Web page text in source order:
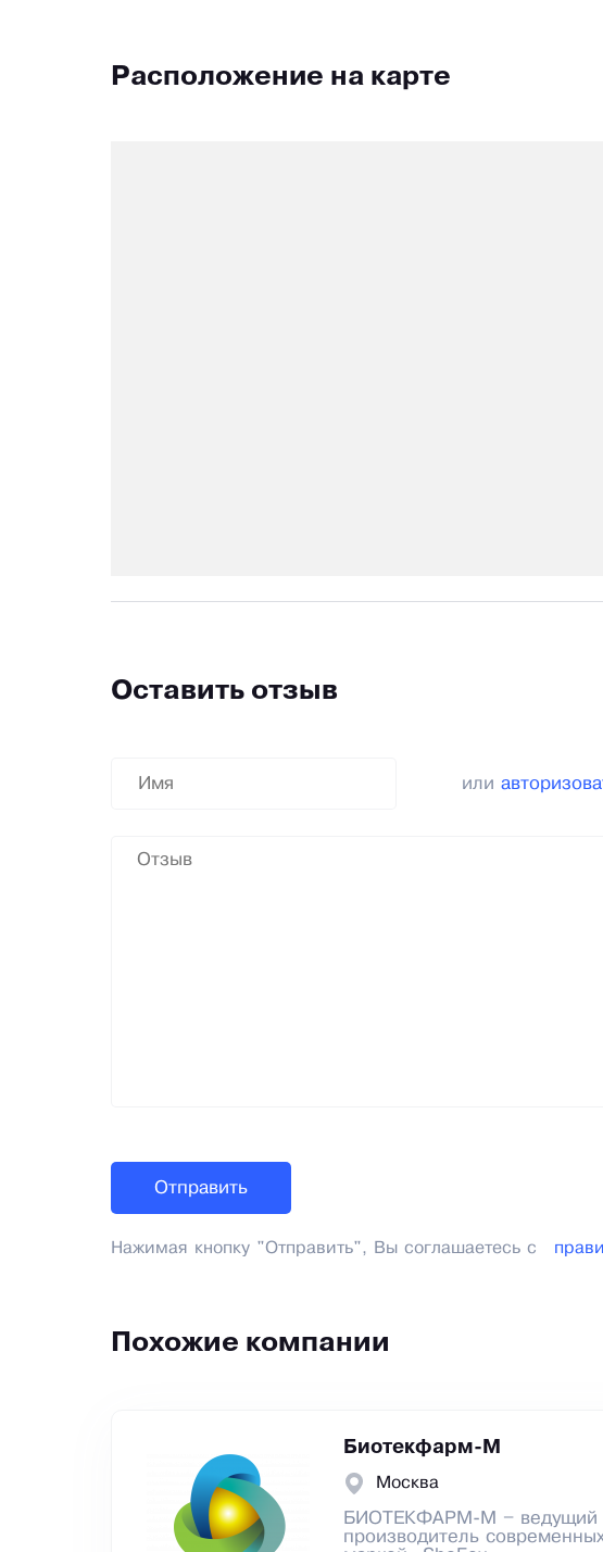
Расположение на карте
Оставить отзыв
или
Нажимая кнопку "Отправить", Вы соглашаетесь с
Похожие компании
Биотекфарм-М
Москва
БИОТЕКФАРМ-М – ведущий
производитель